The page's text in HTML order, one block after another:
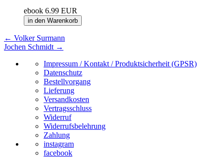
ebook 6.99 EUR
in den Warenkorb
← Volker Surmann
Jochen Schmidt →
Impressum / Kontakt / Produktsicherheit (GPSR)
Datenschutz
Bestellvorgang
Lieferung
Versandkosten
Vertragsschluss
Widerruf
Widerrufsbelehrung
Zahlung
instagram
facebook